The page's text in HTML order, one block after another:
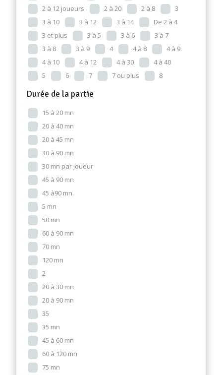
2 à 12 joueurs 2 à 20 2 à 8
3
3 à 10
3 à 12 3 à 14
De 2 à 4
3 et plus
3 à 5 3 à 6
3 à 7
3 à 8
3 à 9 4 4 à 8
4 à 9
4 à 10
4 à 12 4 à 30
4 à 40
5
6 7 7 ou plus 8
Durée de la partie
15 à 20 mn
20 à 40 mn
20 à 45 mn
30 à 90 mn
30 mn par joueur
45 à 90 mn
45 à90 mn.
5 mn
50 mn
60 à 90 mn
70 mn
120 mn
2
20 à 30 mn
20 à 90 mn
35
35 mn
45 à 60 mn
60 à 120 mn
75 mn